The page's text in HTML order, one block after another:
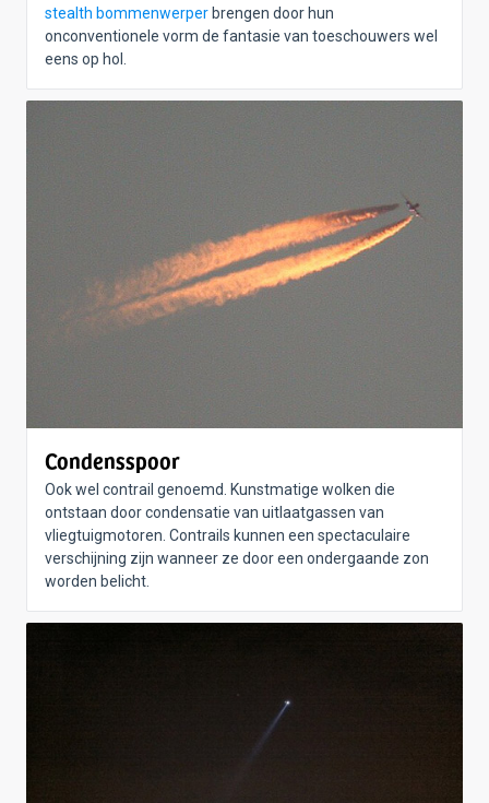
stealth bommenwerper brengen door hun
onconventionele vorm de fantasie van toeschouwers wel
eens op hol.
Condensspoor
Ook wel contrail genoemd. Kunstmatige wolken die
ontstaan door condensatie van uitlaatgassen van
vliegtuigmotoren. Contrails kunnen een spectaculaire
verschijning zijn wanneer ze door een ondergaande zon
worden belicht.